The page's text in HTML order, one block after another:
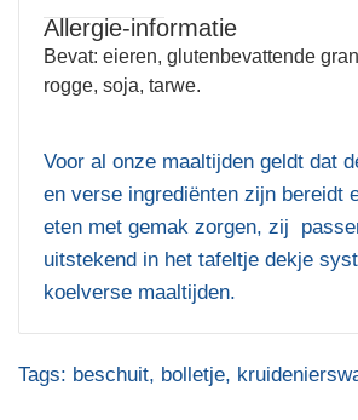
Allergie-informatie
Bevat: eieren, glutenbevattende
rogge, soja, tarwe.
Voor al onze maaltijden geldt dat
en verse ingrediënten zijn bereidt
eten met gemak zorgen, zij
uitstekend in het tafeltje dekje
koelverse maaltijden.
Tags: beschuit, bolletje,